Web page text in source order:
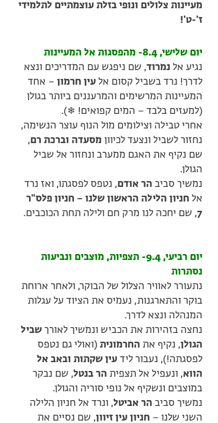
מעיינות צלולים ונופי בזלת עוצמתיים לתלמידי
ז'-ט'!
יום שלישי, 8.4- מהפסגות אל המעיינות
נגיע אל נמרוד, שם ניפגש עם המדריכים ונצא
לדרך! נרד בשביל קסום אל עין חרמון – אחד
המעיינות המרשימים והמרעננים ביותר בגולן
(למעזים בלבד – המים קפואים! ❄).
אחרי טבילה וצילומים מול הנוף עוצר הנשימה,
נחזור לשביל ונצעד לכיוון מסעדה וברכת רם,
שם נקיף את האגם ממערב ונחזור אל שביל
הגולן.
נמשיך סביב הר אודם, נטפס לפסגתו, ואז נרד
אל חניון הלילה הראשון שלנו – חניון פלס"ר
7, שם יחכה לנו מרק חם ולילה תחת הכוכבים.
יום רביעי, 9.4- תצפיות, מוצבים ונביעות
נסתרות
נתעורר לאוויר הצלול של הבוקר, ולאחר ארוחת
בוקר והתארגנות, נעמיס את הציוד על עגלות
המנהלה ונצא לדרך.
נחצה בזהירות את הכביש ונמשיך לאורך שביל
הגולן, נקיף את החרמונית (ואולי גם נטפס
לפסגתה!), נעבור ליד עין שקתות ובאב אל
הווא, ונעפיל אל תצפית הר בנטל, שם נבקר
במוצבים ונשקיף אל נופי סוריה והגולן.
נמשיך סביב הר אביטל, ונרד אל חניון הלילה
השני שלנו – חניון עין זיוון, שם נסיים את